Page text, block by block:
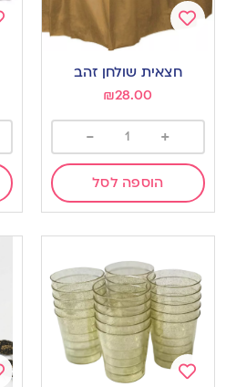
חצאית שולחן זהב
₪28.00
+
-
הוספה לסל